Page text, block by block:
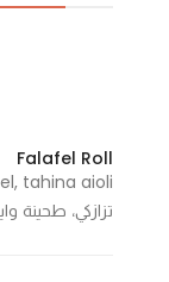
Falafel Roll
تزازكي، طحينة
cookies
are not
optional.